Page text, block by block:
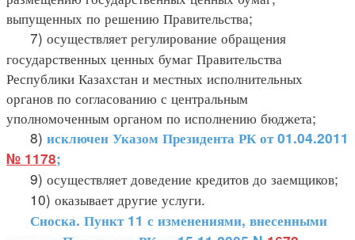
выпущенных по решению Правительства;
7) осуществляет регулирование обращения
государственных ценных бумаг Правительства
Республики Казахстан и местных исполнительных
органов по согласованию с центральным
уполномоченным органом по исполнению бюджета;
8) исключен Указом Президента РК от 01.04.2011
№ 1178;
9) осуществляет доведение кредитов до заемщиков;
10) оказывает другие услуги.
Сноска. Пункт 11 с изменениями, внесенными